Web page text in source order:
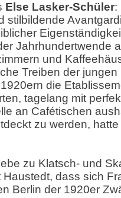
Else Lasker-Schüler:
stilbildende
Jahrhundertwende
und
Treiben der
die
tagelang mit
an Cafétischen
zu werden,
zu Klatsch- und
Haustedt, dass sich
Berlin der 1920er